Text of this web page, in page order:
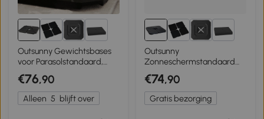
5+
Outsunny Gewichtsbases
voor Parasolstandaard,
Vulbaar met Water en
Zand, Kunststof, 103L x 103B
x 8,3H cm, Zwart
€76,90
Alleen 5 blijft over
Outsunny
Zonneschermstandaard
parasolvoet
zonneschermvoet
staander voor vloerkruis
vulbaar
€74,90
Gratis bezorging